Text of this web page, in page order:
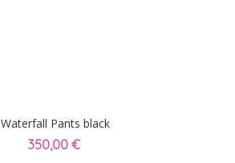
Waterfall Pants black
350,00 €